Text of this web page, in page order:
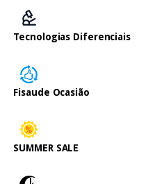
Tecnologias Diferenciais
Fisaude Ocasião
SUMMER SALE